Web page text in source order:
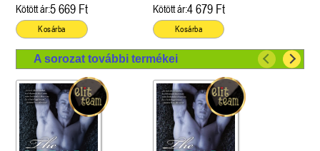
Kötött ár:5 669 Ft
Kosárba
Kötött ár:4 679 Ft
Kosárba
A sorozat további termékei